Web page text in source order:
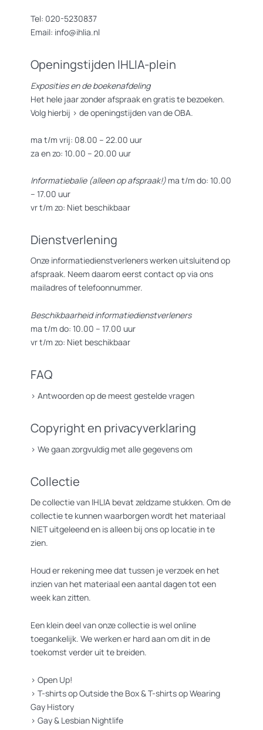
Tel: 020-5230837
Email: info@ihlia.nl
Openingstijden IHLIA-plein
Exposities en de boekenafdeling
Het hele jaar zonder afspraak en gratis te bezoeken.
Volg hierbij > de openingstijden van de OBA.
ma t/m vrij: 08.00 – 22.00 uur
za en zo: 10.00 – 20.00 uur
Informatiebalie (alleen op afspraak!) ma t/m do: 10.00
– 17.00 uur
vr t/m zo: Niet beschikbaar
Dienstverlening
Onze informatiedienstverleners werken uitsluitend op
afspraak. Neem daarom eerst contact op via ons
mailadres of telefoonnummer.
Beschikbaarheid informatiedienstverleners
ma t/m do: 10.00 – 17.00 uur
vr t/m zo: Niet beschikbaar
FAQ
> Antwoorden op de meest gestelde vragen
Copyright en privacyverklaring
> We gaan zorgvuldig met alle gegevens om
Collectie
De collectie van IHLIA bevat zeldzame stukken. Om de
collectie te kunnen waarborgen wordt het materiaal
NIET uitgeleend en is alleen bij ons op locatie in te
zien.
Houd er rekening mee dat tussen je verzoek en het
inzien van het materiaal een aantal dagen tot een
week kan zitten.
Een klein deel van onze collectie is wel online
toegankelijk. We werken er hard aan om dit in de
toekomst verder uit te breiden.
> Open Up!
> T-shirts op Outside the Box&T-shirts op Wearing
Gay History
> Gay & Lesbian Nightlife